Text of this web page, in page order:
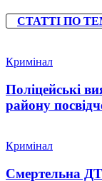
СТАТТІ ПО
Кримінал
Поліцейські
району
Кримінал
Смертельна